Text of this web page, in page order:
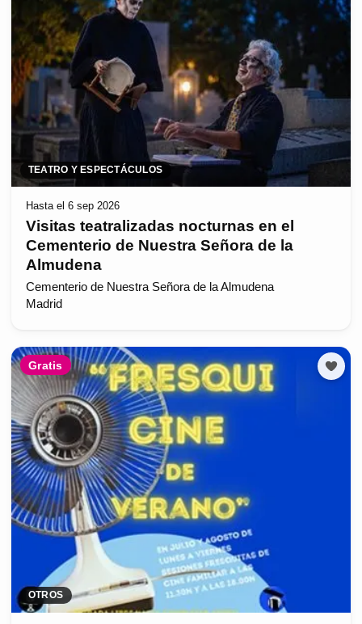
TEATRO Y ESPECTÁCULOS
Hasta el 6 sep 2026
Visitas teatralizadas nocturnas en el
Cementerio de Nuestra Señora de la
Almudena
Cementerio de Nuestra Señora de la Almudena
Madrid
Gratis
OTROS